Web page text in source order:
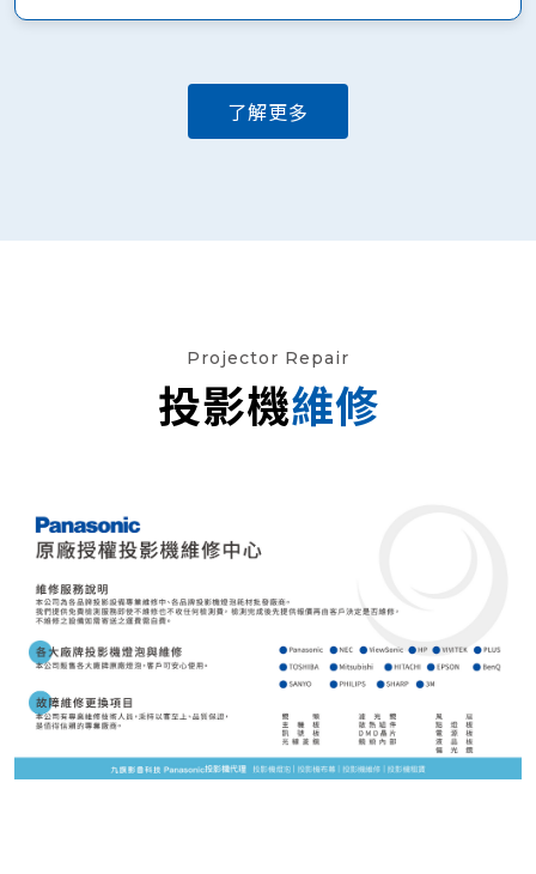
了解更多
Projector Repair
投影機維修